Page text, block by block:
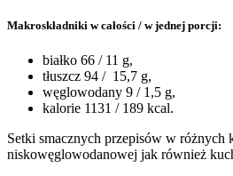
Makroskładniki w całości / w jednej porcji:
białko 66 / 11 g,
tłuszcz 94 / 15,7 g,
węglowodany 9 / 1,5 g,
kalorie 1131 / 189 kcal.
Setki smacznych przepisów w różnych
niskowęglowodanowej jak również